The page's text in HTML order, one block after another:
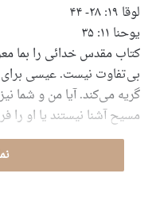
لوقا ۱۹: ۲۸- ۴۴
یوحنا ۱۱: ۳۵
کتاب مقدس خدائی را بما
بی‌تفاوت نیست. عیسی
گریه می‌کند. آیا من و شما
مسیح آشنا نیستند یا او را